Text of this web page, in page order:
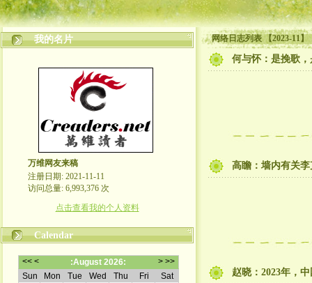
我的名片
万维网友来稿
注册日期: 2021-11-11
访问总量: 6,993,376 次
点击查看我的个人资料
Calendar
网络日志列表 【2023-11】
何与怀：是挽歌
高瞻：墙内有关
赵晓：2023年，